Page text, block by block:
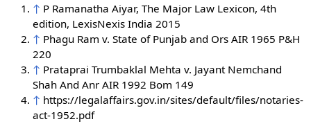
↑ P Ramanatha Aiyar, The Major Law Lexicon, 4th
edition, LexisNexis India 2015
↑ Phagu Ram v. State of Punjab and Ors AIR 1965 P&H
220
↑ Prataprai Trumbaklal Mehta v. Jayant Nemchand
Shah And Anr AIR 1992 Bom 149
↑ https://legalaffairs.gov.in/sites/default/files/notaries-
act-1952.pdf